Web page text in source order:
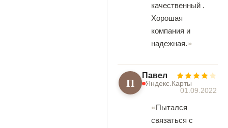
качественный .
Хорошая
компания и
надежная.
П Павел
Яндекс.Карты
01.09.2022
Пытался
связаться с